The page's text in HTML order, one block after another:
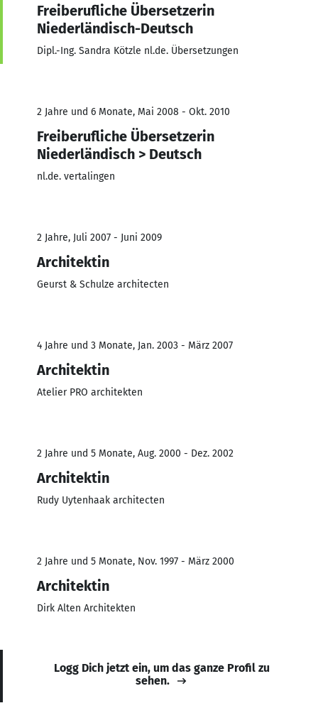
Freiberufliche Übersetzerin
Niederländisch-Deutsch
Dipl.-Ing. Sandra Kötzle nl.de. Übersetzungen
2 Jahre und 6 Monate, Mai 2008 - Okt. 2010
Freiberufliche Übersetzerin
Niederländisch > Deutsch
nl.de. vertalingen
2 Jahre, Juli 2007 - Juni 2009
Architektin
Geurst & Schulze architecten
4 Jahre und 3 Monate, Jan. 2003 - März 2007
Architektin
Atelier PRO architekten
2 Jahre und 5 Monate, Aug. 2000 - Dez. 2002
Architektin
Rudy Uytenhaak architecten
2 Jahre und 5 Monate, Nov. 1997 - März 2000
Architektin
Dirk Alten Architekten
Logg Dich jetzt ein, um das ganze Profil zu
sehen.